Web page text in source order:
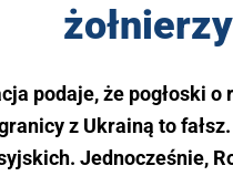
żołnierzy
podaje, że pogłoski
z Ukrainą to
Jednocześnie,